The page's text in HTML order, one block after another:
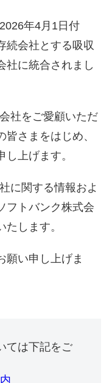
年4月1日付
続会社とする吸収
社に統合されまし
社をご愛顧いただ
さまをはじめ、
上げます。
に関する情報およ
フトバンク株式会
します。
願い申し上げま
ては下記をご